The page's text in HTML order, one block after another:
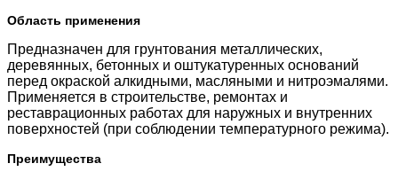
Область применения
Предназначен для грунтования металлических,
деревянных, бетонных и оштукатуренных оснований
перед окраской алкидными, масляными и нитроэмалями.
Применяется в строительстве, ремонтах и
реставрационных работах для наружных и внутренних
поверхностей (при соблюдении температурного режима).
Преимущества